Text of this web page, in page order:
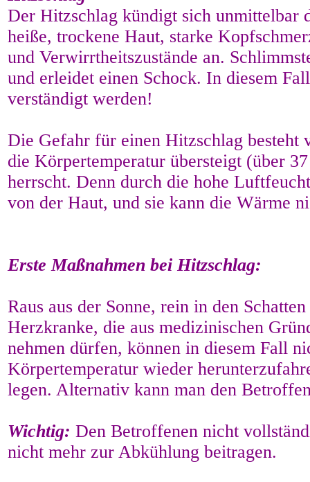
Der Hitzschlag kündigt sich unmittelbar
heiße, trockene Haut, starke
und Verwirrtheitszustände an.
und erleidet einen Schock. In diesem
verständigt werden!
Die Gefahr für einen Hitzschlag besteht
die Körpertemperatur übersteigt (über
herrscht. Denn durch die hohe
von der Haut, und sie kann die Wärme
Erste Maßnahmen bei Hitzschlag:
Raus aus der Sonne, rein in den
Herzkranke, die aus medizinischen
nehmen dürfen, können in diesem Fall
Körpertemperatur wieder
legen. Alternativ kann man den
Wichtig: Den Betroffenen nicht
nicht mehr zur Abkühlung beitragen.